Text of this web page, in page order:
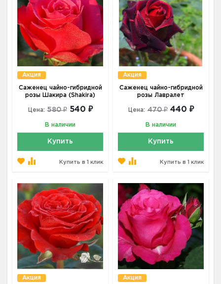
Акция
Саженец чайно-гибридной
розы Шакира (Shakira)
Цена: 580 ₽ 540 ₽
В наличии
Купить
Купить в 1 клик
Акция
Саженец чайно-гибридной
розы Лавралет
Цена: 470 ₽ 440 ₽
В наличии
Купить
Купить в 1 клик
Акция Акция